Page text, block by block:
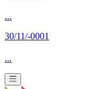
...
30/11/-0001
...